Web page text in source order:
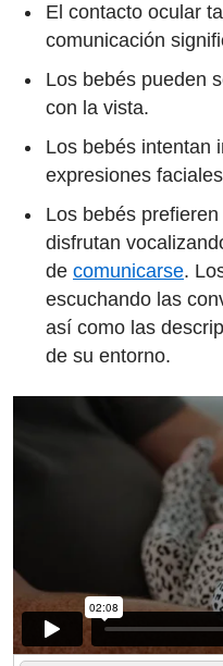
El contacto ocular
comunicación
Los bebés pueden
con la vista.
Los bebés intentan
expresiones
Los bebés
disfrutan
de comunicarse.
escuchando las
así como las
de su entorno.